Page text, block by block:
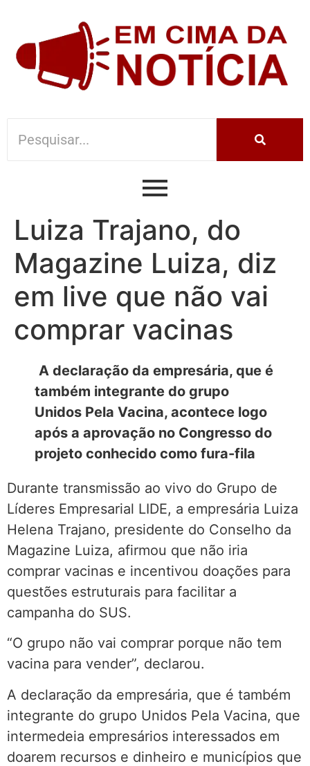
Luiza Trajano, do
Magazine Luiza, diz
em live que não vai
comprar vacinas
A declaração da empresária, que é
também integrante do grupo
Unidos Pela Vacina, acontece logo
após a aprovação no Congresso do
projeto conhecido como fura-fila
Durante transmissão ao vivo do Grupo de
Líderes Empresarial LIDE, a empresária Luiza
Helena Trajano, presidente do Conselho da
Magazine Luiza, afirmou que não iria
comprar vacinas e incentivou doações para
questões estruturais para facilitar a
campanha do SUS.
“O grupo não vai comprar porque não tem
vacina para vender”, declarou.
A declaração da empresária, que é também
integrante do grupo Unidos Pela Vacina, que
intermedeia empresários interessados em
doarem recursos e dinheiro e municípios que